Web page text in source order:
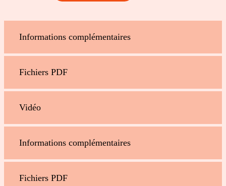
Informations complémentaires
Fichiers PDF
Vidéo
Informations complémentaires
Fichiers PDF